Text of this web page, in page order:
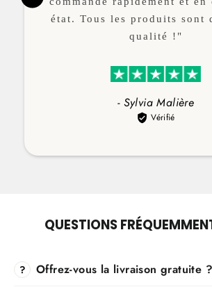
état. Tous les produits sont
qualité !"
- Sylvia Malière
Vérifié
QUESTIONS
? Offrez-vous la livraison gratuite ?